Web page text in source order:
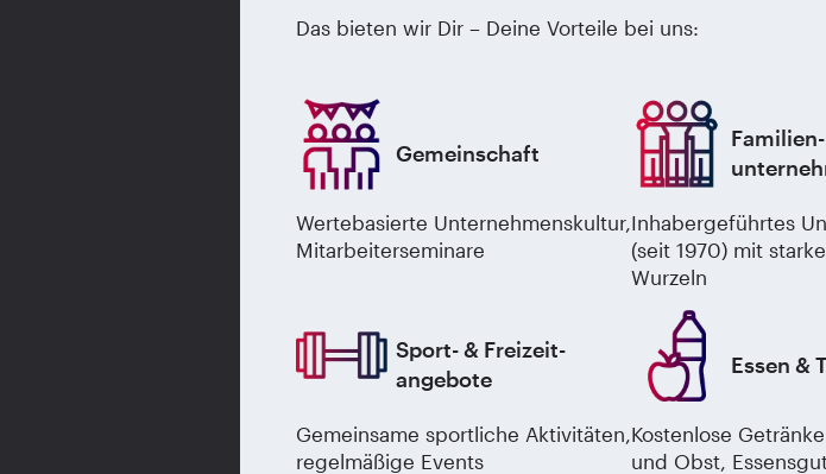
Das bieten wir Dir – Deine Vorteile bei uns:
Gemeinschaft
Wertebasierte Unternehmenskultur,
Mitarbeiterseminare
Familien-
Inhabergeführtes
(seit 1970) mit
Wurzeln
Sport- & Freizeit-
angebote
Gemeinsame sportliche Aktivitäten,
regelmäßige Events
Essen &
Kostenlose
und Obst,